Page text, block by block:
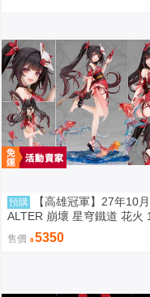
預購
【高雄冠軍】27年10
ALTER 崩壞 星穹鐵道 花火
附特典 免訂金0904
售價 5350